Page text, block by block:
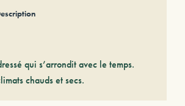
qui s’arrondit avec le temps.
chauds et secs.